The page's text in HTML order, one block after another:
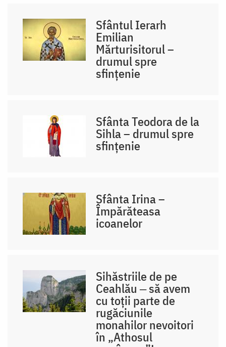
Sfântul Ierarh
Emilian
Mărturisitorul –
drumul spre
sfințenie
Sfânta Teodora de la
Sihla – drumul spre
sfințenie
Sfânta Irina –
Împărăteasa
icoanelor
Sihăstriile de pe
Ceahlău ‒ să avem
cu toții parte de
rugăciunile
monahilor nevoitori
în „Athosul